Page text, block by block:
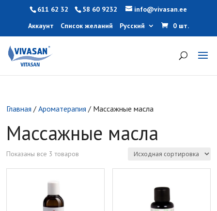
611 62 32 58 60 9232
info@vivasan.ee
Аккаунт
Список желаний Русский 0 шт.
Главная /Ароматерапия / Массажные масла
Массажные масла
Показаны все 3 товаров